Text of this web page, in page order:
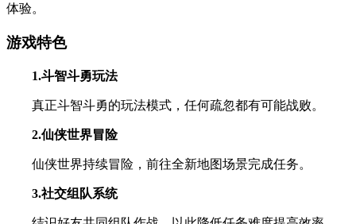
体验。
游戏特色
1.斗智斗勇玩法
真正斗智斗勇的玩法模式，任何疏忽都有可能战败。
2.仙侠世界冒险
仙侠世界持续冒险，前往全新地图场景完成任务。
3.社交组队系统